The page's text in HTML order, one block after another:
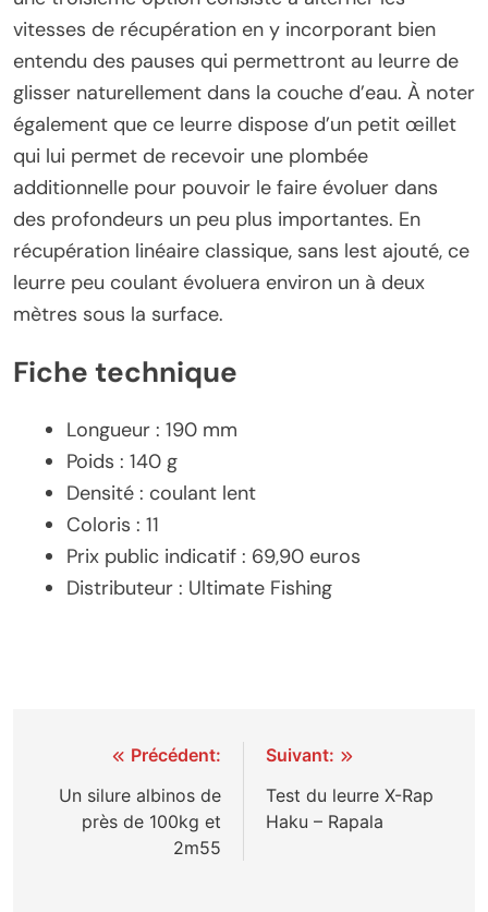
vitesses de récupération en y incorporant bien
entendu des pauses qui permettront au leurre de
glisser naturellement dans la couche d’eau. À noter
également que ce leurre dispose d’un petit œillet
qui lui permet de recevoir une plombée
additionnelle pour pouvoir le faire évoluer dans
des profondeurs un peu plus importantes. En
récupération linéaire classique, sans lest ajouté, ce
leurre peu coulant évoluera environ un à deux
mètres sous la surface.
Fiche technique
Longueur : 190 mm
Poids : 140 g
Densité : coulant lent
Coloris : 11
Prix public indicatif : 69,90 euros
Distributeur : Ultimate Fishing
Navigation
de
l’article
Précédent:
Un silure albinos de
près de 100kg et
2m55
Suivant:
Test du leurre X-Rap
Haku – Rapala